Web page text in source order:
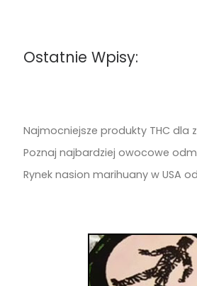
Ostatnie Wpisy:
Najmocniejsze produkty THC dla
Poznaj najbardziej owocowe
Rynek nasion marihuany w USA